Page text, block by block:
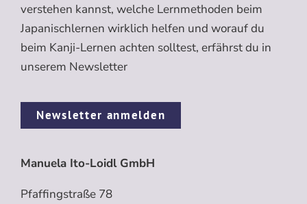
verstehen kannst, welche Lernmethoden beim
Japanischlernen wirklich helfen und worauf du
beim Kanji-Lernen achten solltest, erfährst du in
unserem Newsletter
Newsletter anmelden
Manuela Ito-Loidl GmbH
Pfaffingstraße 78